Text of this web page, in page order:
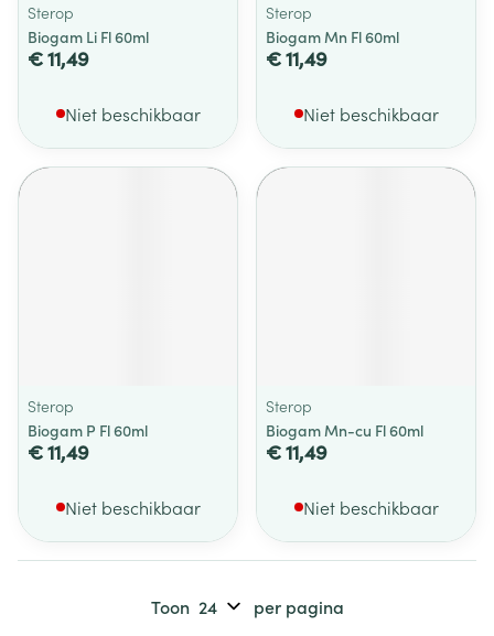
Sterop
Biogam Li Fl 60ml
€ 11,49
Niet beschikbaar
Sterop
Biogam Mn Fl 60ml
€ 11,49
Niet beschikbaar
Sterop
Biogam P Fl 60ml
€ 11,49
Niet beschikbaar
Sterop
Biogam Mn-cu Fl 60ml
€ 11,49
Niet beschikbaar
Toon per pagina